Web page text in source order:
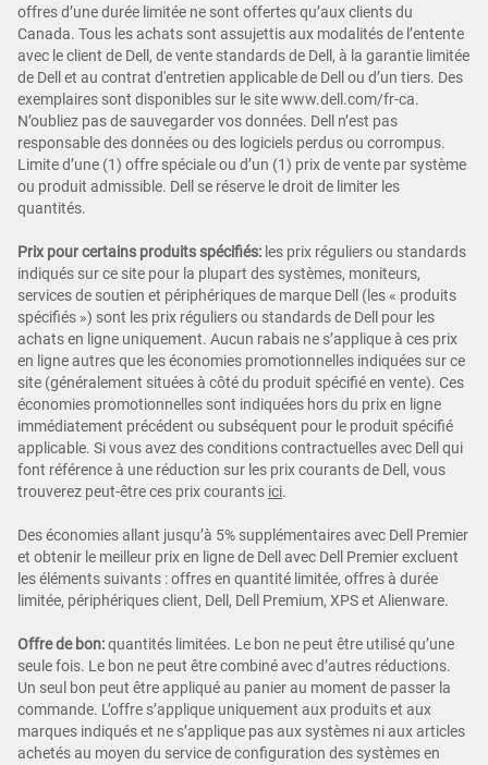
offres d’une durée limitée ne sont offertes qu’aux clients du
Canada. Tous les achats sont assujettis aux modalités de l’entente
avec le client de Dell, de vente standards de Dell, à la garantie limitée
de Dell et au contrat d'entretien applicable de Dell ou d’un tiers. Des
exemplaires sont disponibles sur le site www.dell.com/fr-ca.
N’oubliez pas de sauvegarder vos données. Dell n’est pas
responsable des données ou des logiciels perdus ou corrompus.
Limite d’une (1) offre spéciale ou d’un (1) prix de vente par système
ou produit admissible. Dell se réserve le droit de limiter les
quantités.
Prix pour certains produits spécifiés: les prix réguliers ou standards
indiqués sur ce site pour la plupart des systèmes, moniteurs,
services de soutien et périphériques de marque Dell (les « produits
spécifiés ») sont les prix réguliers ou standards de Dell pour les
achats en ligne uniquement. Aucun rabais ne s’applique à ces prix
en ligne autres que les économies promotionnelles indiquées sur ce
site (généralement situées à côté du produit spécifié en vente). Ces
économies promotionnelles sont indiquées hors du prix en ligne
immédiatement précédent ou subséquent pour le produit spécifié
applicable. Si vous avez des conditions contractuelles avec Dell qui
font référence à une réduction sur les prix courants de Dell, vous
trouverez peut-être ces prix courants ici.
Des économies allant jusqu’à 5% supplémentaires avec Dell Premier
et obtenir le meilleur prix en ligne de Dell avec Dell Premier excluent
les éléments suivants : offres en quantité limitée, offres à durée
limitée, périphériques client, Dell, Dell Premium, XPS et Alienware.
Offre de bon:quantités limitées. Le bon ne peut être utilisé qu’une
seule fois. Le bon ne peut être combiné avec d’autres réductions.
Un seul bon peut être appliqué au panier au moment de passer la
commande. L’offre s’applique uniquement aux produits et aux
marques indiqués et ne s’applique pas aux systèmes ni aux articles
achetés au moyen du service de configuration des systèmes en